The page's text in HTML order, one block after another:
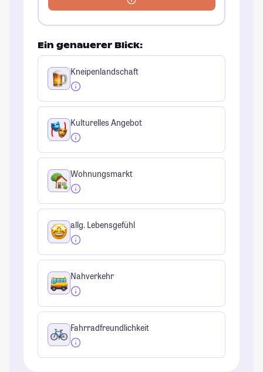
Ein genauerer Blick:
Kneipenlandschaft
Kulturelles Angebot
Wohnungsmarkt
allg. Lebensgefühl
Nahverkehr
Fahrradfreundlichkeit